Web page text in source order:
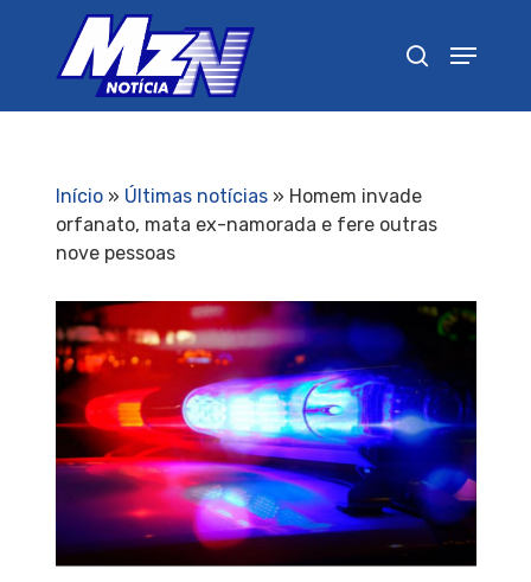
Início» Últimas notícias» Homem invade
orfanato, mata ex-namorada e fere outras
nove pessoas